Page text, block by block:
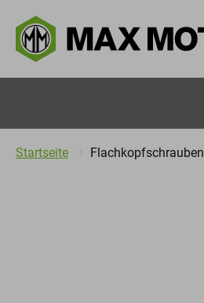
Startseite Flachkopfschrauben